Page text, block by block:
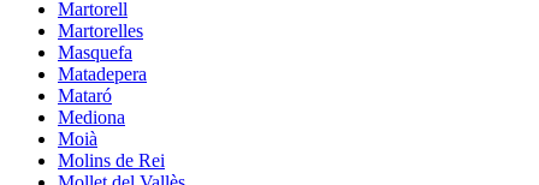
Martorell
Martorelles
Masquefa
Matadepera
Mataró
Mediona
Moià
Molins de Rei